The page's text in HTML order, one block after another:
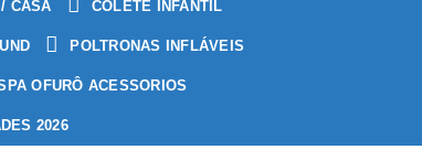
CASA COLETE INFANTIL
POLTRONAS INFLÁVEIS
OFURÔ ACESSORIOS
2026